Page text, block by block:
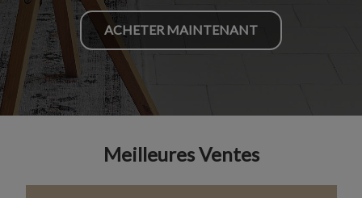
ACHETER MAINTENANT
Meilleures Ventes